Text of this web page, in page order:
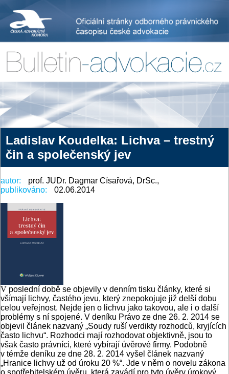
Ladislav Koudelka: Lichva – trestný
čin a společenský jev
autor:
prof. JUDr. Dagmar Císařová, DrSc.,
publikováno:
02.06.2014
V poslední době se objevily v denním tisku články, které si
všímají lichvy, častého jevu, který znepokojuje již delší dobu
celou veřejnost. Nejde jen o lichvu jako takovou, ale i o další
problémy s ní spojené. V deníku Právo ze dne 26. 2. 2014 se
objevil článek nazvaný „Soudy ruší verdikty rozhodců, kryjících
často lichvu“. Rozhodci mají rozhodovat objektivně, jsou to
však často právníci, které vybírají úvěrové firmy. Podobně
v témže deníku ze dne 28. 2. 2014 vyšel článek nazvaný
„Hranice lichvy už od úroku 20 %“. Jde v něm o novelu zákona
o spotřebitelském úvěru, která zavádí pro tyto úvěry úrokový